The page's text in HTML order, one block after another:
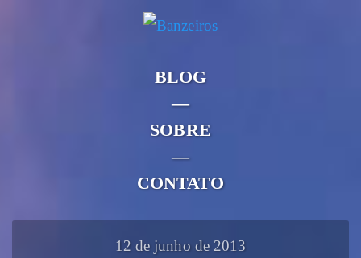
BLOG
—
SOBRE
—
CONTATO
12 de junho de 2013